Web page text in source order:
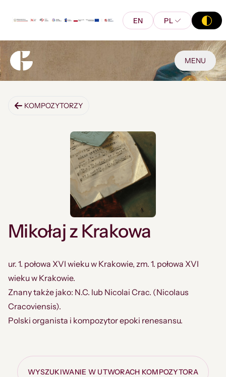
EN PL
MENU
KOMPOZYTORZY
Mikołaj z Krakowa
ur. 1. połowa XVI wieku w Krakowie, zm. 1. połowa XVI
wieku w Krakowie.
Znany także jako: N.C. lub Nicolai Crac. (Nicolaus
Cracoviensis).
Polski organista i kompozytor epoki renesansu.
WYSZUKIWANIE W UTWORACH KOMPOZYTORA